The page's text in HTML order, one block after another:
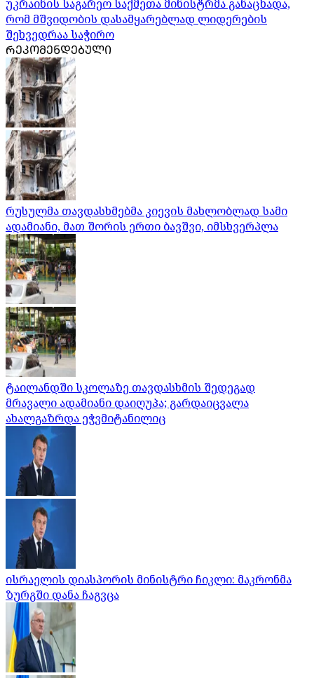
უკრაინის საგარეო საქმეთა მინისტრმა განაცხადა,
რომ მშვიდობის დასამყარებლად ლიდერების
შეხვედრაა საჭირო
ᲠᲔᲙᲝᲛᲔᲜᲓᲔᲑᲣᲚᲘ
რუსულმა თავდასხმებმა კიევის მახლობლად სამი
ადამიანი, მათ შორის ერთი ბავშვი, იმსხვერპლა
ტაილანდში სკოლაზე თავდასხმის შედეგად
მრავალი ადამიანი დაიღუპა; გარდაიცვალა
ახალგაზრდა ეჭვმიტანილიც
ისრაელის დიასპორის მინისტრი ჩიკლი: მაკრონმა
ზურგში დანა ჩაგვცა